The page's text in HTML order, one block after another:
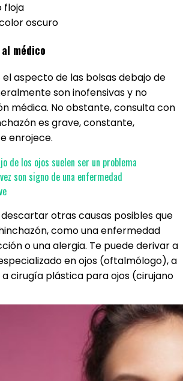
floja
oscuro
médico
el aspecto de las bolsas debajo de
son inofensivas y no
médica. No obstante, consulta con
es grave, constante,
enrojece.
de los ojos suelen ser un problema
son signo de una enfermedad
otras causas posibles que
como una enfermedad
o una alergia. Te puede derivar a
en ojos (oftalmólogo), a
cirugía plástica para ojos (cirujano